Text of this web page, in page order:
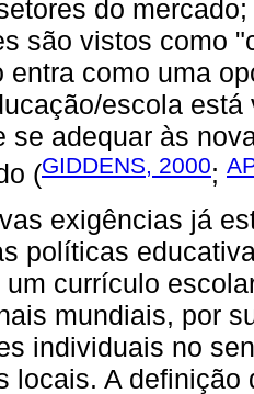
do
são vistos como
entra como uma
escola
se adequar às
(GIDDENS, 2000;
exigências já
políticas
um currículo
mundiais, por
individuais no
locais. A